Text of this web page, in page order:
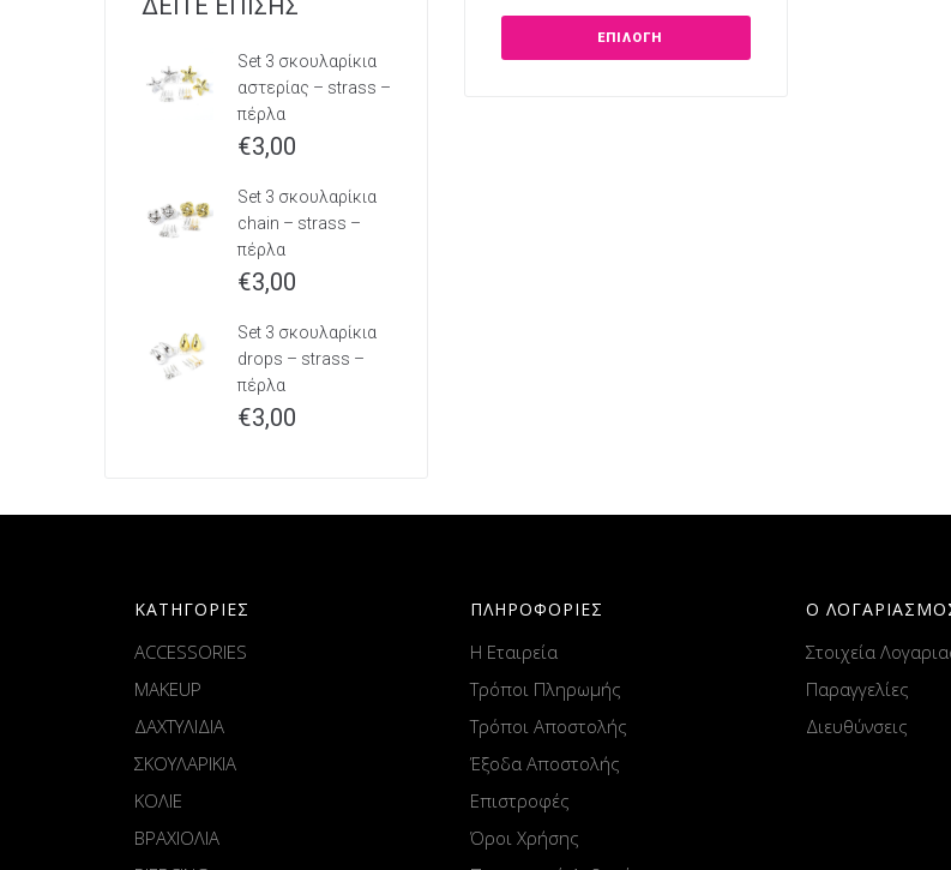
ΕΠΙΛΟΓΉ
ΔΕΙΤΕ ΕΠΙΣΗΣ
Set 3 σκουλαρίκια
αστερίας – strass –
πέρλα
€3,00
Set 3 σκουλαρίκια
chain – strass –
πέρλα
€3,00
Set 3 σκουλαρίκια
drops – strass –
πέρλα
€3,00
ΚΑΤΗΓΟΡΙΕΣ
ACCESSORIES
MAKEUP
ΔΑΧΤΥΛΙΔΙΑ
ΣΚΟΥΛΑΡΙΚΙΑ
ΚΟΛΙΕ
ΒΡΑΧΙΟΛΙΑ
ΠΛΗΡΟΦΟΡΙΕΣ
Η Εταιρεία
Τρόποι Πληρωμής
Τρόποι Αποστολής
Έξοδα Αποστολής
Επιστροφές
Όροι Χρήσης
Ο
Στοιχεία
Παραγγελίες
Διευθύνσεις